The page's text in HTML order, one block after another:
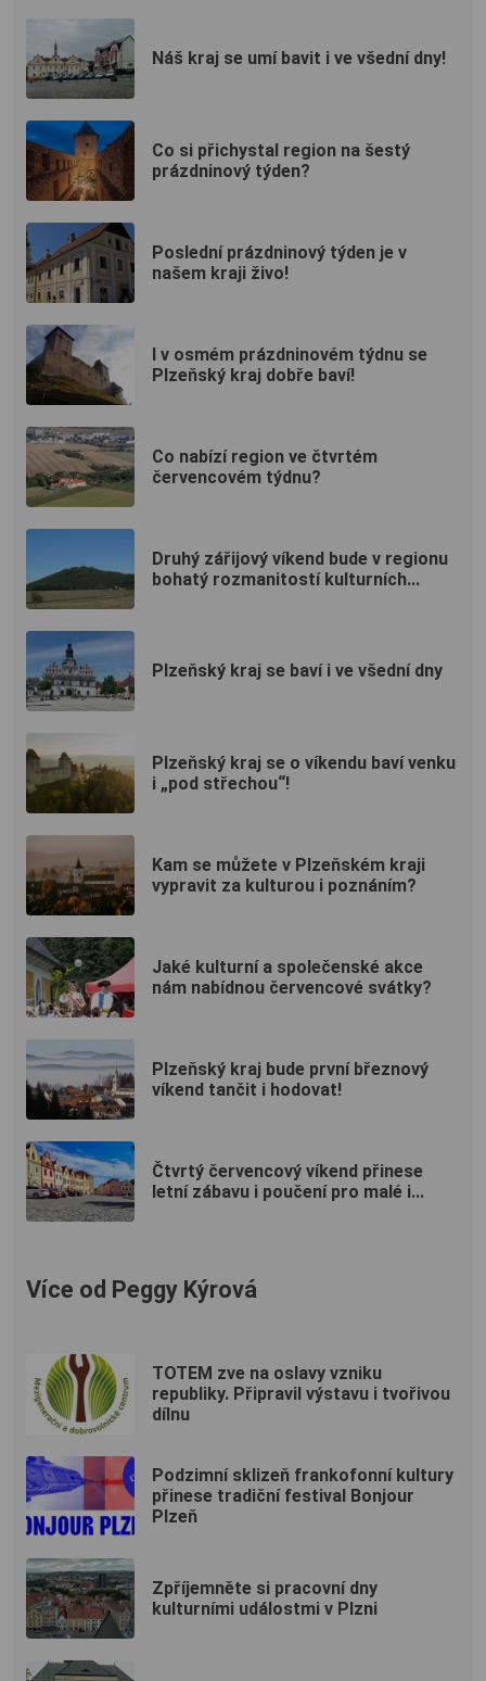
Náš kraj se umí bavit i ve všední dny!
Co si přichystal region na šestý
prázdninový týden?
Poslední prázdninový týden je v
našem kraji živo!
I v osmém prázdninovém týdnu se
Plzeňský kraj dobře baví!
Co nabízí region ve čtvrtém
červencovém týdnu?
Druhý zářijový víkend bude v regionu
bohatý rozmanitostí kulturních...
Plzeňský kraj se baví i ve všední dny
Plzeňský kraj se o víkendu baví venku
i „pod střechou“!
Kam se můžete v Plzeňském kraji
vypravit za kulturou i poznáním?
Jaké kulturní a společenské akce
nám nabídnou červencové svátky?
Plzeňský kraj bude první březnový
víkend tančit i hodovat!
Čtvrtý červencový víkend přinese
letní zábavu i poučení pro malé i...
Více od Peggy Kýrová
TOTEM zve na oslavy vzniku
republiky. Připravil výstavu i tvořivou
dílnu
Podzimní sklizeň frankofonní kultury
přinese tradiční festival Bonjour
Plzeň
Zpříjemněte si pracovní dny
kulturními událostmi v Plzni